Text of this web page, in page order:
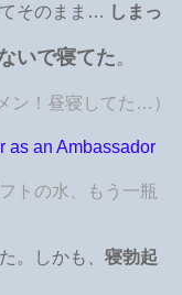
そのまま…
しまっ
いで寝てた。
ン！昼寝してた…）
as an Ambassador
トの水、もう一瓶
。しかも、 寝勃起